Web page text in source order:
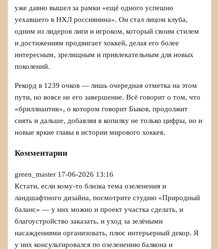
уже давно вышел за рамки «ещё одного успешно
уехавшего в НХЛ россиянина». Он стал лицом клуба,
одним из лидеров лиги и игроком, который своим стилем
и достижениям продвигает хоккей, делая его более
интересным, зрелищным и привлекательным для новых
поколений.
Рекорд в 1239 очков — лишь очередная отметка на этом
пути, но вовсе не его завершение. Всё говорит о том, что
«бриллиантик», о котором говорит Быков, продолжит
сиять и дальше, добавляя в копилку не только цифры, но и
новые яркие главы в истории мирового хоккея.
Комментарии
green_master 17-06-2026 13:16
Кстати, если кому-то близка тема озеленения и
ландшафтного дизайна, посмотрите студию «Природный
баланс» — у них можно и проект участка сделать, и
благоустройство заказать, и уход за зелёными
насаждениями организовать, плюс интерьерный декор. Я
у них консультировался по озеленению балкона и